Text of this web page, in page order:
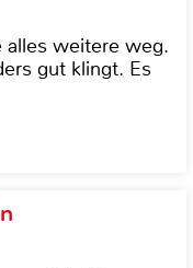
alles weitere weg.
gut klingt. Es